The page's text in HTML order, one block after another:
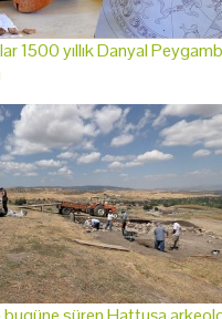
1500 yıllık Danyal